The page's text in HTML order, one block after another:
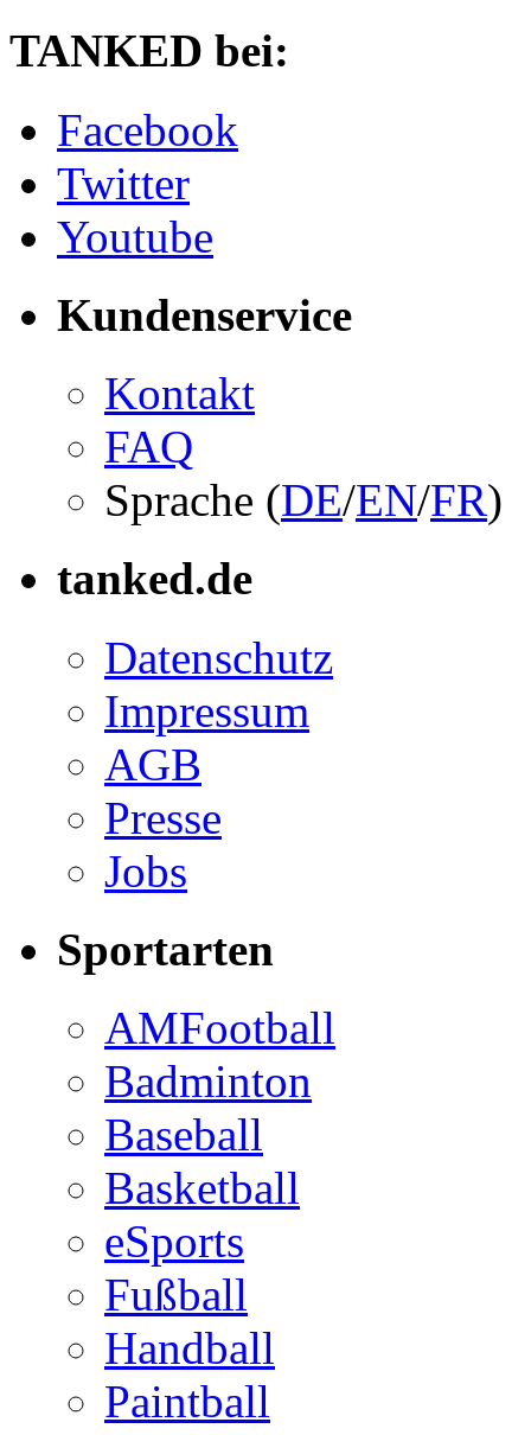
TANKED bei:
Facebook
Twitter
Youtube
Kundenservice
Kontakt
FAQ
Sprache (DE/EN/FR)
tanked.de
Datenschutz
Impressum
AGB
Presse
Jobs
Sportarten
AMFootball
Badminton
Baseball
Basketball
eSports
Fußball
Handball
Paintball